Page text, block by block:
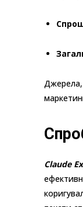
Джерела,
Claude